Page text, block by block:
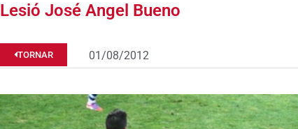
Lesió José Angel Bueno
TORNAR 01/08/2012